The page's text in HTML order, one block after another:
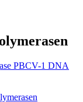
PBCV-1 DNA